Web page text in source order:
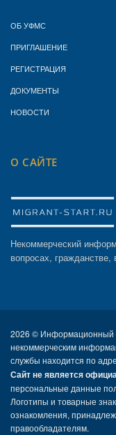
ОБ УФМС
ПРИГЛАШЕНИЕ
РЕГИСТРАЦИЯ
ДОКУМЕНТЫ
НОВОСТИ
О САЙТЕ
Некоммерческий
вопросах,
2026 © Информационный
некоммерческим
службы находится по
Сайт не является
персональные данные
Логотипы и товарные
ознакомления,
правообладателям.